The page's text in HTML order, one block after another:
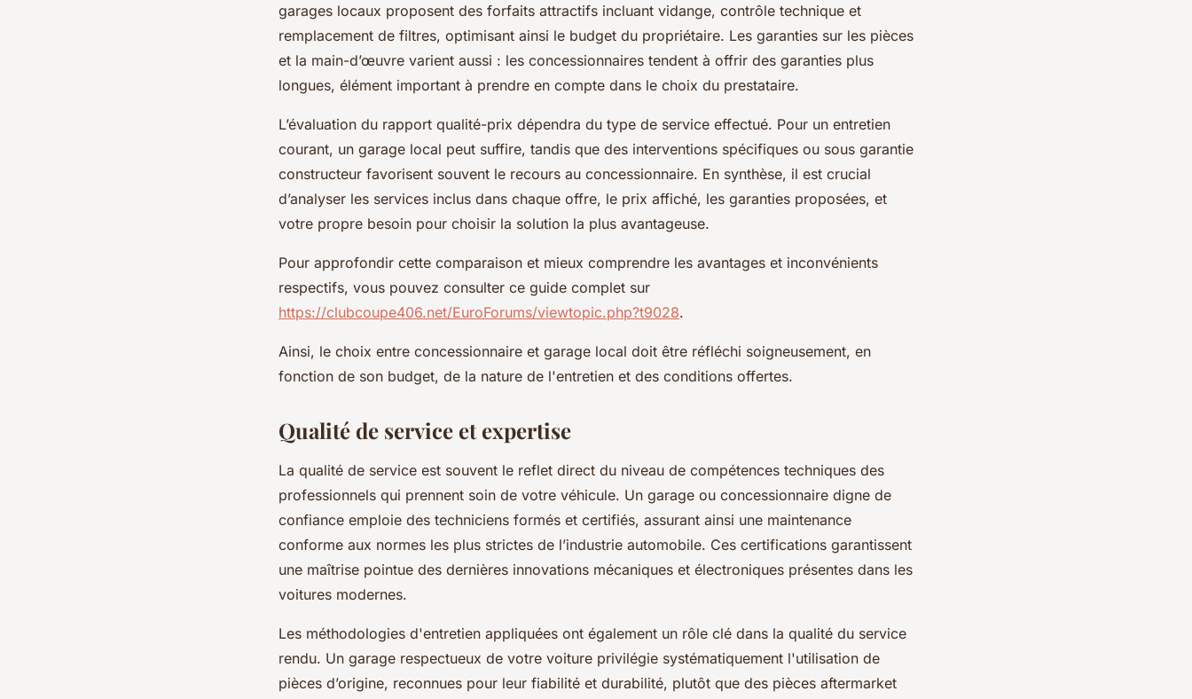
garages locaux proposent des forfaits attractifs incluant vidange, contrôle technique et
remplacement de filtres, optimisant ainsi le budget du propriétaire. Les garanties sur les pièces
et la main-d’œuvre varient aussi : les concessionnaires tendent à offrir des garanties plus
longues, élément important à prendre en compte dans le choix du prestataire.
L’évaluation du rapport qualité-prix dépendra du type de service effectué. Pour un entretien
courant, un garage local peut suffire, tandis que des interventions spécifiques ou sous garantie
constructeur favorisent souvent le recours au concessionnaire. En synthèse, il est crucial
d’analyser les services inclus dans chaque offre, le prix affiché, les garanties proposées, et
votre propre besoin pour choisir la solution la plus avantageuse.
Pour approfondir cette comparaison et mieux comprendre les avantages et inconvénients
respectifs, vous pouvez consulter ce guide complet sur
https://clubcoupe406.net/EuroForums/viewtopic.php?t9028.
Ainsi, le choix entre concessionnaire et garage local doit être réfléchi soigneusement, en
fonction de son budget, de la nature de l'entretien et des conditions offertes.
Qualité de service et expertise
La qualité de service est souvent le reflet direct du niveau de compétences techniques des
professionnels qui prennent soin de votre véhicule. Un garage ou concessionnaire digne de
confiance emploie des techniciens formés et certifiés, assurant ainsi une maintenance
conforme aux normes les plus strictes de l’industrie automobile. Ces certifications garantissent
une maîtrise pointue des dernières innovations mécaniques et électroniques présentes dans les
voitures modernes.
Les méthodologies d'entretien appliquées ont également un rôle clé dans la qualité du service
rendu. Un garage respectueux de votre voiture privilégie systématiquement l'utilisation de
pièces d’origine, reconnues pour leur fiabilité et durabilité, plutôt que des pièces aftermarket